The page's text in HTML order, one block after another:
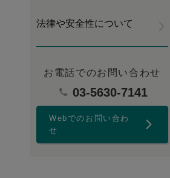
法律や安全性について
お電話でのお問い合わせ
03-5630-7141
Webでのお問い合わ
せ